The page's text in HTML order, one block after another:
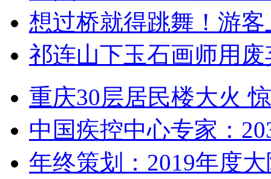
想过桥就得跳舞！游客
祁连山下玉石画师用
重庆30层居民楼大火
中国疾控中心专家：
年终策划：2019年度